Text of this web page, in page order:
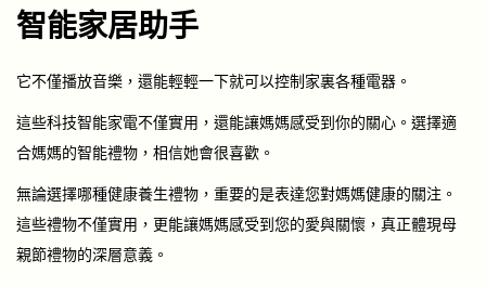
智能家居助手
它不僅播放音樂，還能輕輕一下就可以控制家裏各種電器。
這些科技智能家電不僅實用，還能讓媽媽感受到你的關心。選擇適
合媽媽的智能禮物，相信她會很喜歡。
無論選擇哪種健康養生禮物，重要的是表達您對媽媽健康的關注。
這些禮物不僅實用，更能讓媽媽感受到您的愛與關懷，真正體現母
親節禮物的深層意義。